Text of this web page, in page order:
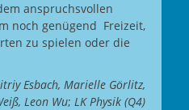
anspruchsvollen
noch genügend Freizeit,
zu spielen oder die
Esbach, Marielle Görlitz,
Leon Wu; LK Physik (Q4)